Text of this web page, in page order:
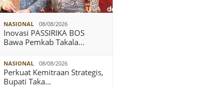
NASIONAL 08/08/2026
Inovasi PASSIRIKA BOS
Bawa Pemkab Takala…
NASIONAL 08/08/2026
Perkuat Kemitraan Strategis,
Bupati Taka…